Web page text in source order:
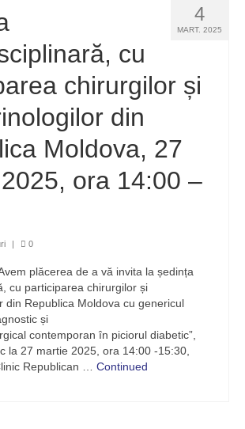
4
MART. 2025
cu
chirurgilor și
din
Moldova, 27
ora 14:00 –
| 0
plăcerea de a vă invita la ședința
cu participarea chirurgilor și
din Republica Moldova cu genericul
și
contemporan în piciorul diabetic”,
la 27 martie 2025, ora 14:00 -15:30,
Republican … Continued